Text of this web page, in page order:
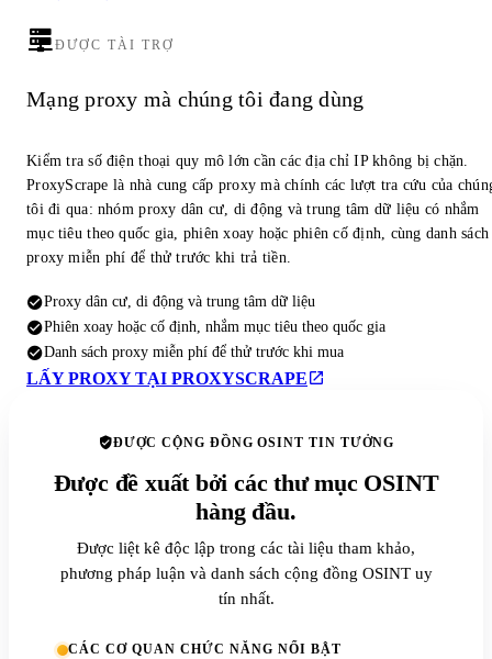
ĐƯỢC TÀI TRỢ
Mạng proxy mà chúng tôi đang dùng
Kiểm tra số điện thoại quy mô lớn cần các địa chỉ IP không bị chặn.
ProxyScrape là nhà cung cấp proxy mà chính các lượt tra cứu của
tôi đi qua: nhóm proxy dân cư, di động và trung tâm dữ liệu có nhắm
mục tiêu theo quốc gia, phiên xoay hoặc phiên cố định, cùng danh sách
proxy miễn phí để thử trước khi trả tiền.
Proxy dân cư, di động và trung tâm dữ liệu
Phiên xoay hoặc cố định, nhắm mục tiêu theo quốc gia
Danh sách proxy miễn phí để thử trước khi mua
LẤY PROXY TẠI PROXYSCRAPE
ĐƯỢC CỘNG ĐỒNG OSINT TIN TƯỞNG
Được đề xuất bởi các thư mục OSINT
hàng đầu.
Được liệt kê độc lập trong các tài liệu tham khảo,
phương pháp luận và danh sách cộng đồng OSINT uy
tín nhất.
CÁC CƠ QUAN CHỨC NĂNG NỔI BẬT